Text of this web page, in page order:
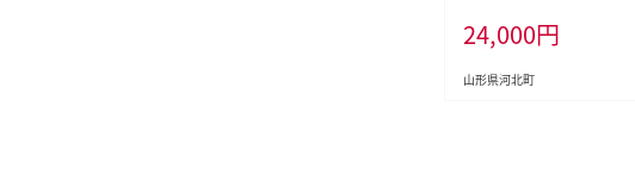
北町観光物産協会】
24,000円
山形県河北町